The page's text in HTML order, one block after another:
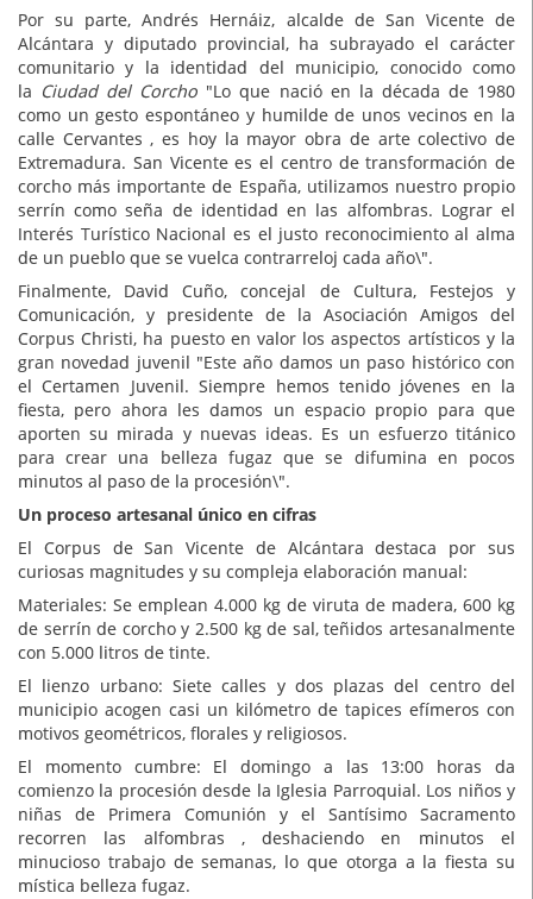
Por su parte, Andrés Hernáiz, alcalde de San Vicente de
Alcántara y diputado provincial, ha subrayado el carácter
comunitario y la identidad del municipio, conocido como
la Ciudad del Corcho "Lo que nació en la década de 1980
como un gesto espontáneo y humilde de unos vecinos en la
calle Cervantes , es hoy la mayor obra de arte colectivo de
Extremadura. San Vicente es el centro de transformación de
corcho más importante de España, utilizamos nuestro propio
serrín como seña de identidad en las alfombras. Lograr el
Interés Turístico Nacional es el justo reconocimiento al alma
de un pueblo que se vuelca contrarreloj cada año\".
Finalmente, David Cuño, concejal de Cultura, Festejos y
Comunicación, y presidente de la Asociación Amigos del
Corpus Christi, ha puesto en valor los aspectos artísticos y la
gran novedad juvenil "Este año damos un paso histórico con
el Certamen Juvenil. Siempre hemos tenido jóvenes en la
fiesta, pero ahora les damos un espacio propio para que
aporten su mirada y nuevas ideas. Es un esfuerzo titánico
para crear una belleza fugaz que se difumina en pocos
minutos al paso de la procesión\".
Un proceso artesanal único en cifras
El Corpus de San Vicente de Alcántara destaca por sus
curiosas magnitudes y su compleja elaboración manual:
Materiales: Se emplean 4.000 kg de viruta de madera, 600 kg
de serrín de corcho y 2.500 kg de sal, teñidos artesanalmente
con 5.000 litros de tinte.
El lienzo urbano: Siete calles y dos plazas del centro del
municipio acogen casi un kilómetro de tapices efímeros con
motivos geométricos, florales y religiosos.
El momento cumbre: El domingo a las 13:00 horas da
comienzo la procesión desde la Iglesia Parroquial. Los niños y
niñas de Primera Comunión y el Santísimo Sacramento
recorren las alfombras , deshaciendo en minutos el
minucioso trabajo de semanas, lo que otorga a la fiesta su
mística belleza fugaz.